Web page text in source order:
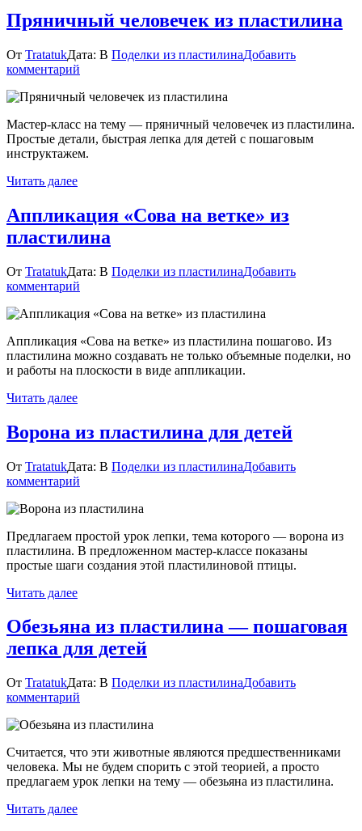
Пряничный человечек из пластилина
От TratatukДата: В Поделки из пластилинаДобавить
комментарий
человечек
пластилина
Мастер-класс на тему — пряничный человечек из пластилина.
Простые детали, быстрая лепка для детей с пошаговым
инструктажем.
Читать далее
Аппликация «Сова на ветке» из
пластилина
От TratatukДата: В Поделки из пластилинаДобавить
комментарий
«Сова
ветке»
из
пластилина
Аппликация «Сова на ветке» из пластилина пошагово. Из
пластилина можно создавать не только объемные поделки, но
и работы на плоскости в виде аппликации.
Читать далее
Ворона из пластилина для детей
От TratatukДата: В Поделки из пластилинаДобавить
комментарий
из
для
детей
Предлагаем простой урок лепки, тема которого — ворона из
пластилина. В предложенном мастер-классе показаны
простые шаги создания этой пластилиновой птицы.
Читать далее
Обезьяна из пластилина — пошаговая
лепка для детей
От TratatukДата: В Поделки из пластилинаДобавить
комментарий
из
—
пошаговая
лепка
Считается, что эти животные являются предшественниками
человека. Мы не будем спорить с этой теорией, а просто
предлагаем урок лепки на тему — обезьяна из пластилина.
Читать далее